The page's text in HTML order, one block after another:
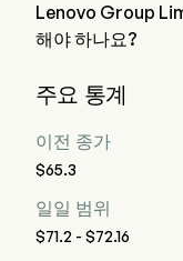
Lenovo Group
해야 하나요?
Group Limited에 대한 분
강력한 매도를 포함합니다
주요 통계
이전 종가
$65.3
일일 범위
$71.2 - $72.16